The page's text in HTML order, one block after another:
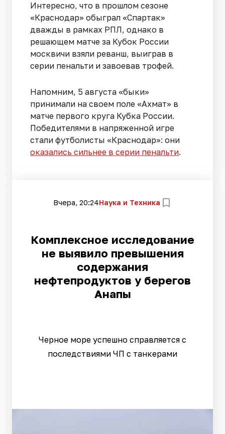
Интересно, что в прошлом сезоне
«Краснодар» обыграл «Спартак»
дважды в рамках РПЛ, однако в
решающем матче за Кубок России
москвичи взяли реванш, выиграв в
серии пенальти и завоевав трофей.
Напомним, 5 августа «быки»
принимали на своем поле «Ахмат» в
матче первого круга Кубка России.
Победителями в напряженной игре
стали футболисты «Краснодар»: они
оказались сильнее в серии пенальти.
Вчера, 20:24Наука и Техника
Комплексное исследование
не выявило превышения
содержания
нефтепродуктов у берегов
Анапы
Черное море успешно справляется с
последствиями ЧП с танкерами